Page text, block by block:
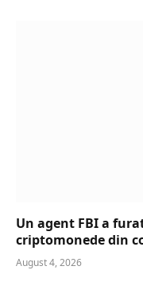
Un agent FBI a
criptomonede din
August 4, 2026